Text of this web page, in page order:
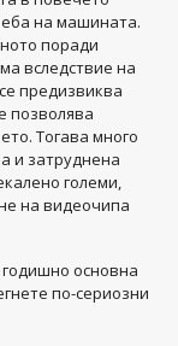
на машината.
поради
вследствие на
предизвиква
позволява
Тогава много
и затруднена
големи,
на видеочипа
основна
по-сериозни